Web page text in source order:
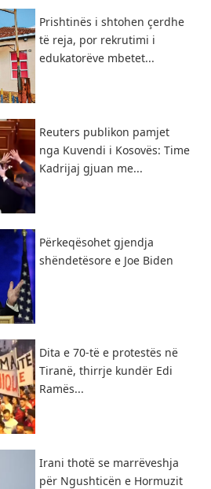
Prishtinës i shtohen çerdhe
të reja, por rekrutimi i
edukatorëve mbetet...
Reuters publikon pamjet
nga Kuvendi i Kosovës: Time
Kadrijaj gjuan me...
Përkeqësohet gjendja
shëndetësore e Joe Biden
​Dita e 70-të e protestës në
Tiranë, thirrje kundër Edi
Ramës...
Irani thotë se marrëveshja
për Ngushticën e Hormuzit